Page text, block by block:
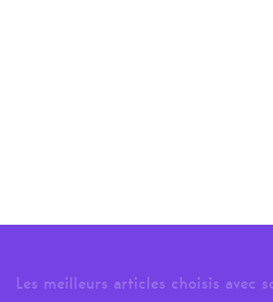
Les meilleurs articles choisis avec